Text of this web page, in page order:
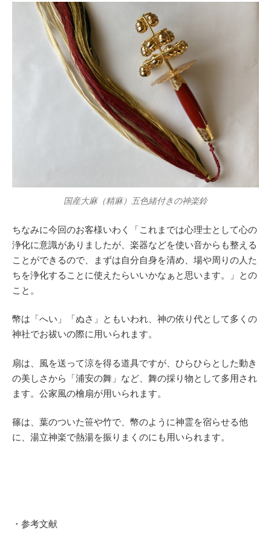
国産大麻（精麻）五色緒付きの神楽鈴
ちなみに今回のお客様いわく「これまでは心理士として心の
浄化に意識がありましたが、楽器などを使い音からも整える
ことができるので、まずは自分自身を清め、場や周りの人た
ちを浄化することに使えたらいいかなぁと思います。」との
こと。
幣は「へい」「ぬさ」ともいわれ、神の依り代として多くの
神社でお祓いの際に用いられます。
扇は、風を送って涼を得る道具ですが、ひらひらとした動き
の美しさから「浦安の舞」など、舞の採り物として多用され
ます。公家風の檜扇が用いられます。
篠は、葉のついた笹や竹で、幣のように神霊を宿らせる他
に、湯立神楽で熱湯を振りまくのにも用いられます。
・参考文献